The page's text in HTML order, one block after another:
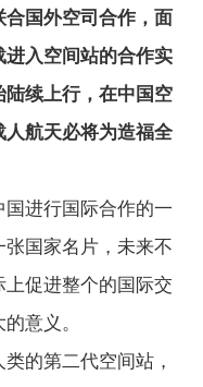
国外空司合作，面
入空间站的合作实
续上行，在中国空
航天必将为造福全
进行国际合作的一
国家名片， 未来不
促进整个的国际交
意义。
的第二代空间站，